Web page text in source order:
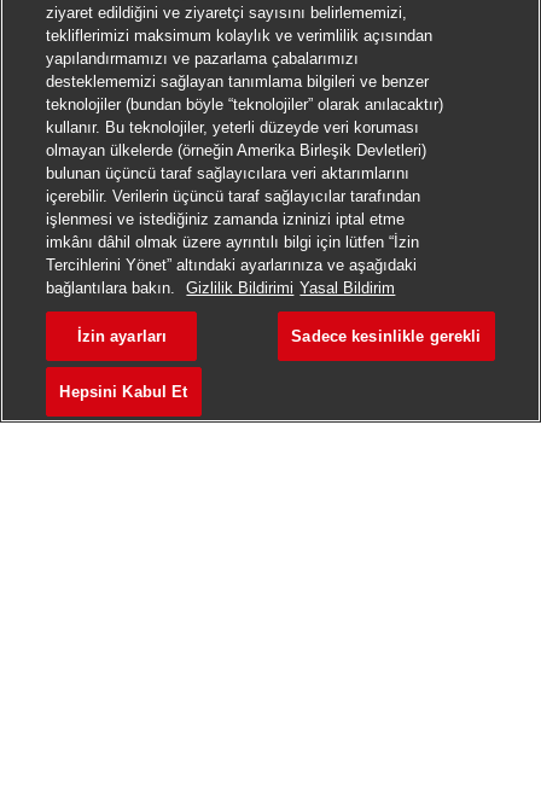
ziyaret edildiğini ve ziyaretçi sayısını belirlememizi,
tekliflerimizi maksimum kolaylık ve verimlilik açısından
yapılandırmamızı ve pazarlama çabalarımızı
desteklememizi sağlayan tanımlama bilgileri ve benzer
teknolojiler (bundan böyle “teknolojiler” olarak anılacaktır)
kullanır. Bu teknolojiler, yeterli düzeyde veri koruması
olmayan ülkelerde (örneğin Amerika Birleşik Devletleri)
bulunan üçüncü taraf sağlayıcılara veri aktarımlarını
içerebilir. Verilerin üçüncü taraf sağlayıcılar tarafından
işlenmesi ve istediğiniz zamanda izninizi iptal etme
imkânı dâhil olmak üzere ayrıntılı bilgi için lütfen “İzin
Tercihlerini Yönet” altındaki ayarlarınıza ve aşağıdaki
bağlantılara bakın.
Gizlilik Bildirimi Yasal Bildirim
İzin ayarları Sadece kesinlikle gerekli
Hepsini Kabul Et